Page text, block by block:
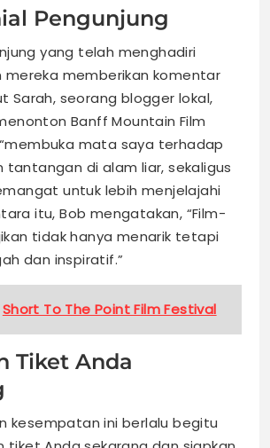
Pengunjung
yang telah menghadiri
mereka memberikan komentar
Sarah, seorang blogger lokal,
Banff Mountain Film
mata saya terhadap
tantangan di alam liar, sekaligus
untuk lebih menjelajahi
itu, Bob mengatakan, “Film-
tidak hanya menarik tetapi
dan inspiratif.”
Short To The Point Film Festival
Tiket Anda
kesempatan ini berlalu begitu